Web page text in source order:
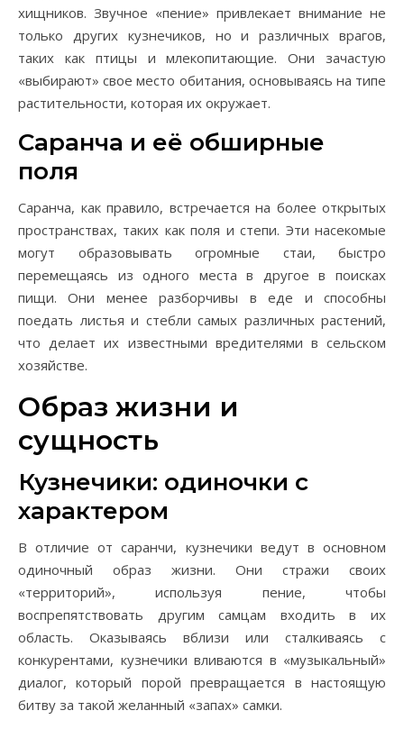
хищников. Звучное «пение» привлекает внимание не
только других кузнечиков, но и различных врагов,
таких как птицы и млекопитающие. Они зачастую
«выбирают» свое место обитания, основываясь на типе
растительности, которая их окружает.
Саранча и её обширные
поля
Саранча, как правило, встречается на более открытых
пространствах, таких как поля и степи. Эти насекомые
могут образовывать огромные стаи, быстро
перемещаясь из одного места в другое в поисках
пищи. Они менее разборчивы в еде и способны
поедать листья и стебли самых различных растений,
что делает их известными вредителями в сельском
хозяйстве.
Образ жизни и
сущность
Кузнечики: одиночки с
характером
В отличие от саранчи, кузнечики ведут в основном
одиночный образ жизни. Они стражи своих
«территорий», используя пение, чтобы
воспрепятствовать другим самцам входить в их
область. Оказываясь вблизи или сталкиваясь с
конкурентами, кузнечики вливаются в «музыкальный»
диалог, который порой превращается в настоящую
битву за такой желанный «запах» самки.